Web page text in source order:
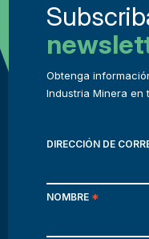
Obtenga
Industria Minera en
DIRECCIÓN DE
NOMBRE *